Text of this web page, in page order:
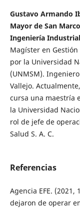
Gustavo Armando
Mayor de San
Ingeniería
Magíster en
por la Universidad
(UNMSM).
Vallejo.
cursa una maestría
la Universidad
rol de jefe de
Salud S. A. C.
Referencias
Agencia EFE.
dejaron de operar